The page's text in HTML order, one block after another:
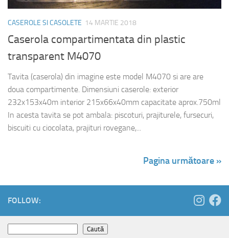
CASEROLE SI CASOLETE 14 MARTIE 2018
Caserola compartimentata din plastic
transparent M4070
Tavita (caserola) din imagine este model M4070 si are are
doua compartimente. Dimensiuni caserole: exterior
232x153x40m interior 215x66x40mm capacitate aprox.750ml
In acesta tavita se pot ambala: piscoturi, prajiturele, fursecuri,
biscuiti cu ciocolata, prajituri rovegane,...
Pagina următoare »
FOLLOW:
Caută